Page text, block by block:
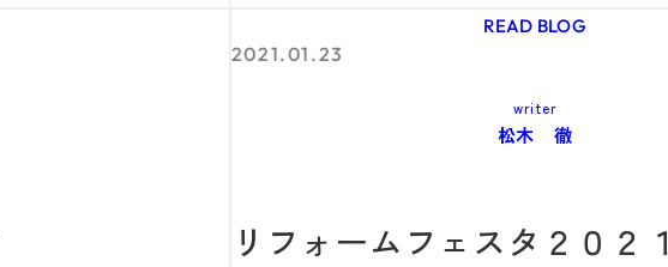
リフォームフェスタ２０２１
2021.01.23
writer
松木 徹
READ BLOG